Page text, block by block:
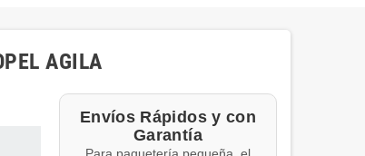
AGILA
Envíos Rápidos y con
Garantía